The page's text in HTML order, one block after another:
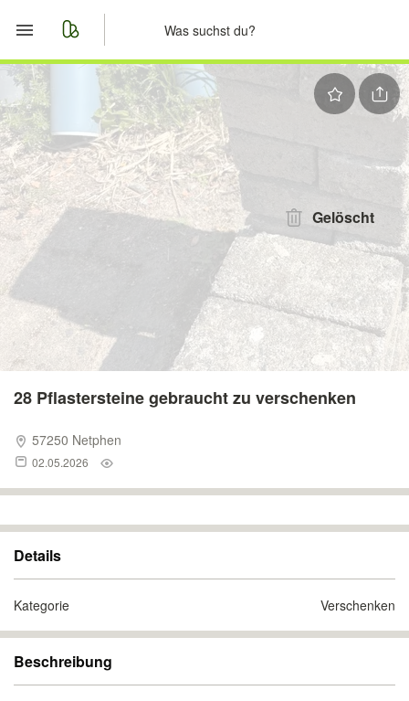
Merkliste
Nachrichten
Anzeige aufgeben
Gelöscht
28 Pflastersteine gebraucht zu verschenken
57250 Netphen
02.05.2026
Details
Kategorie Verschenken
Beschreibung